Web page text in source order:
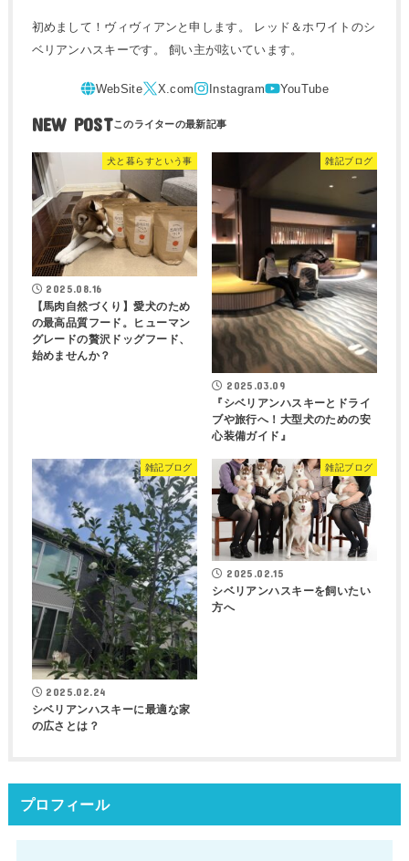
初めまして！ヴィヴィアンと申します。 レッド＆ホワイトのシ
ベリアンハスキーです。 飼い主が呟いています。
NEW POST
犬と暮らすという事
2025.08.16
【馬肉自然づくり】愛犬のため
の最高品質フード。ヒューマン
グレードの贅沢ドッグフード、
始めませんか？
雑記ブログ
2025.03.09
『シベリアンハスキーとドライ
ブや旅行へ！大型犬のための安
心装備ガイド』
雑記ブログ
2025.02.24
シベリアンハスキーに最適な家
の広さとは？
雑記ブログ
2025.02.15
シベリアンハスキーを飼いたい
方へ
プロフィール